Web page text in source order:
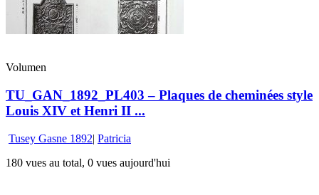
Volumen
TU_GAN_1892_PL403 – Plaques de cheminées style
Louis XIV et Henri II ...
Tusey Gasne 1892| Patricia
180 vues au total, 0 vues aujourd'hui